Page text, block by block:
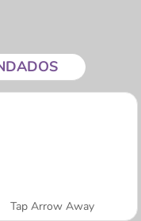
Tap Arrow Away